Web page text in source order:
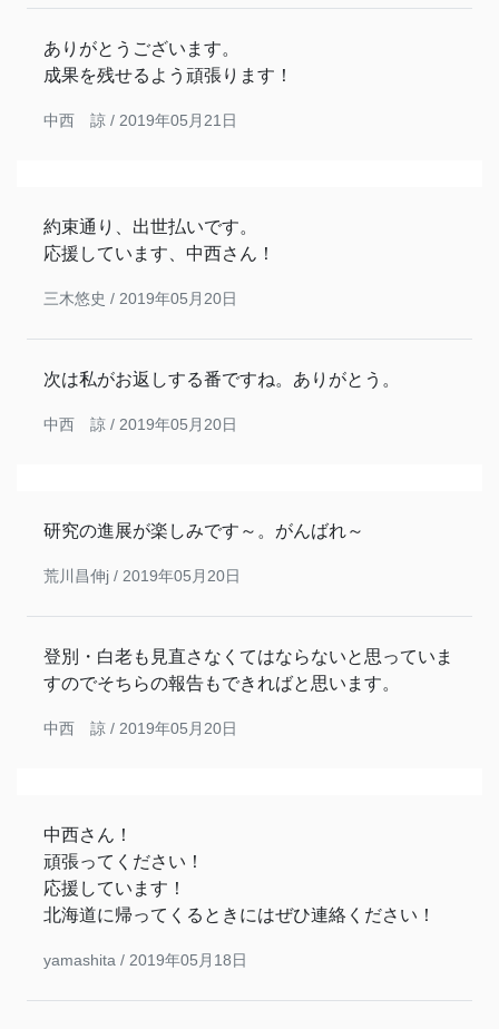
ありがとうございます。
成果を残せるよう頑張ります！
中西 諒 / 2019年05月21日
約束通り、出世払いです。
応援しています、中西さん！
三木悠史 / 2019年05月20日
次は私がお返しする番ですね。ありがとう。
中西 諒 / 2019年05月20日
研究の進展が楽しみです～。がんばれ～
荒川昌伸j / 2019年05月20日
登別・白老も見直さなくてはならないと思っていま
すのでそちらの報告もできればと思います。
中西 諒 / 2019年05月20日
中西さん！
頑張ってください！
応援しています！
北海道に帰ってくるときにはぜひ連絡ください！
yamashita / 2019年05月18日